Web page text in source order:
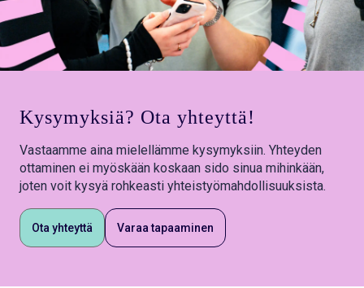
Kysymyksiä? Ota yhteyttä!
Vastaamme aina mielellämme kysymyksiin. Yhteyden
ottaminen ei myöskään koskaan sido sinua mihinkään,
joten voit kysyä rohkeasti yhteistyömahdollisuuksista.
Ota yhteyttä Varaa tapaaminen